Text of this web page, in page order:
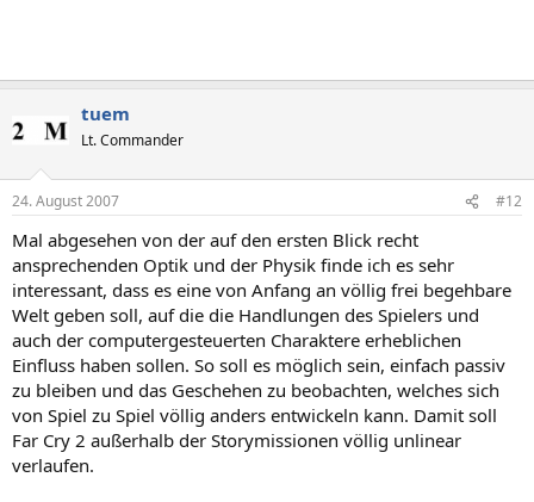
tuem
Lt. Commander
24. August 2007 #12
Mal abgesehen von der auf den ersten Blick recht
ansprechenden Optik und der Physik finde ich es sehr
interessant, dass es eine von Anfang an völlig frei begehbare
Welt geben soll, auf die die Handlungen des Spielers und
auch der computergesteuerten Charaktere erheblichen
Einfluss haben sollen. So soll es möglich sein, einfach passiv
zu bleiben und das Geschehen zu beobachten, welches sich
von Spiel zu Spiel völlig anders entwickeln kann. Damit soll
Far Cry 2 außerhalb der Storymissionen völlig unlinear
verlaufen.